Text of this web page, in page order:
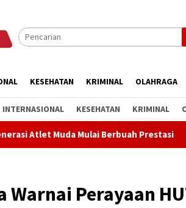
KESEHATAN KRIMINAL OLAHRAGA
INTERNASIONAL KESEHATAN KRIMINAL
Prestasi Made Supartha Bawa
Perayaan